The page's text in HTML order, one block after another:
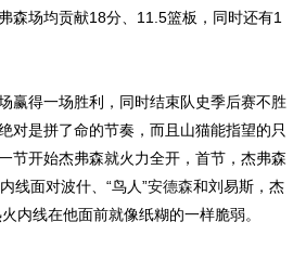
森场均贡献18分、11.5篮板，同时还有1
得一场胜利，同时结束队史季后赛不胜
对是拼了命的节奏，而且山猫能指望的只
节开始杰弗森就火力全开，首节，杰弗森
线面对波什、“鸟人”安德森和刘易斯，杰
内线在他面前就像纸糊的一样脆弱。